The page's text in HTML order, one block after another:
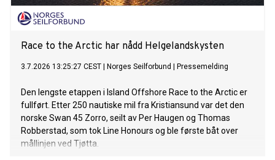
Race to the Arctic har nådd Helgelandskysten
3.7.2026 13:25:27 CEST Norges Seilforbund Pressemelding
Den lengste etappen i Island Offshore Race to the Arctic er
fullført. Etter 250 nautiske mil fra Kristiansund var det den
norske Swan 45 Zorro, seilt av Per Haugen og Thomas
Robberstad, som tok Line Honours og ble første båt over
mållinjen ved Tjøtta.